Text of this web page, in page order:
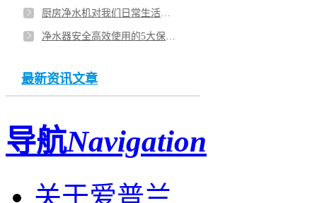
最新资讯文章
导航Navigation
关于爱普兰